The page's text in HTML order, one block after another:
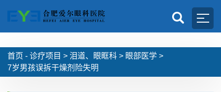
首页 - 诊疗项目 > 泪道、眼眶科 > 眼部医学 >
7岁男孩误拆干燥剂险失明